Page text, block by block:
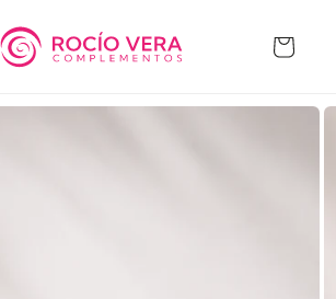
Carrito